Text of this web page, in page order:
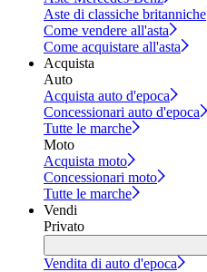
Aste di classiche britanniche
Come vendere all'asta
Come acquistare all'asta
Acquista
Auto
Acquista auto d'epoca
Concessionari auto d'epoca
Tutte le marche
Moto
Acquista moto
Concessionari moto
Tutte le marche
Vendi
Privato
Vendita di auto d'epoca